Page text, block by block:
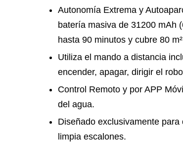
Autonomía Extrema y
batería masiva de 31200 mAh
hasta 90 minutos y cubre 80
Utiliza el mando a distancia
encender, apagar, dirigir el
Control Remoto y por APP
del agua.
Diseñado exclusivamente
limpia escalones.